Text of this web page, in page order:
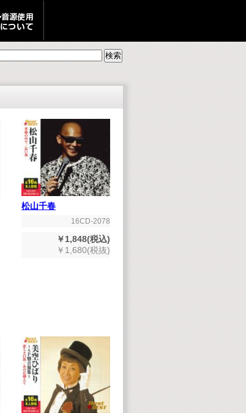
松山千春
16CD-2078
￥1,848(税込)
￥1,680(税抜)